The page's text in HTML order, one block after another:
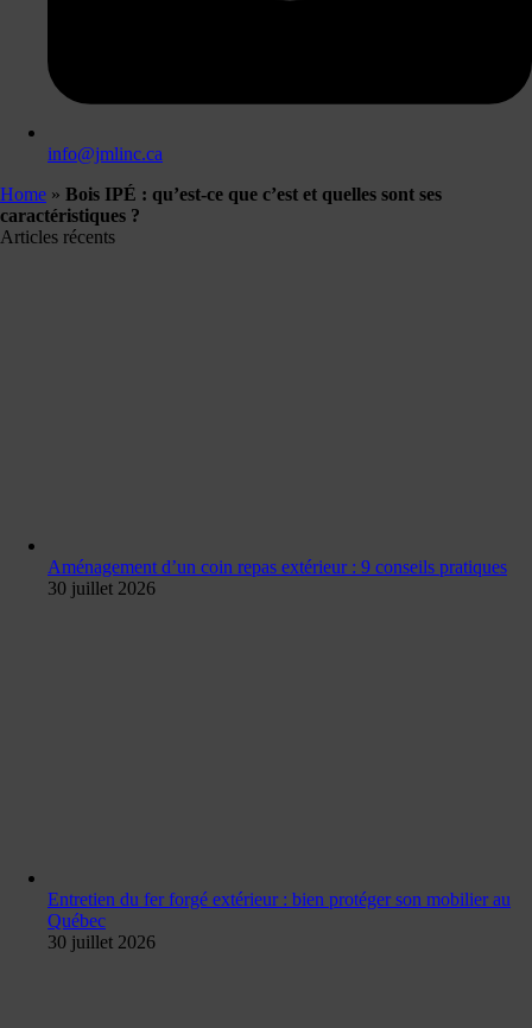
info@jmlinc.ca
Home » Bois IPÉ : qu’est-ce que c’est et quelles sont ses
caractéristiques ?
Articles récents
Aménagement d’un coin repas extérieur : 9 conseils pratiques
30 juillet 2026
Entretien du fer forgé extérieur : bien protéger son mobilier au
Québec
30 juillet 2026